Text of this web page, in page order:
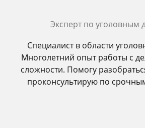
Эксперт по уголовным
Специалист в области
Многолетний опыт работы с
сложности. Помогу
проконсультирую по